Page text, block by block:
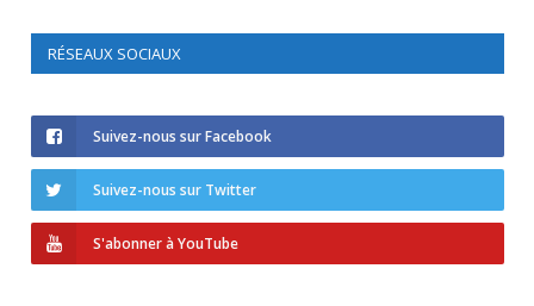
RÉSEAUX SOCIAUX
Suivez-nous sur Facebook
Suivez-nous sur Twitter
S'abonner à YouTube